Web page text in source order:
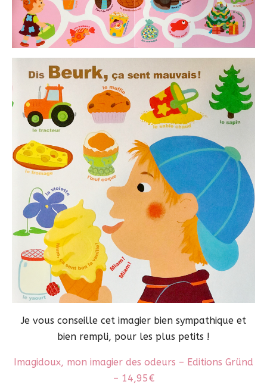
Je vous conseille cet imagier bien sympathique et
bien rempli, pour les plus petits !
Imagidoux, mon imagier des odeurs – Editions Gründ
– 14,95€